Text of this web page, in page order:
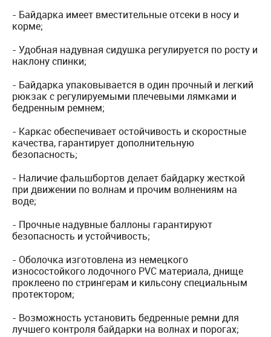
- Байдарка имеет вместительные отсеки в носу и
корме;
- Удобная надувная сидушка регулируется по росту и
наклону спинки;
- Байдарка упаковывается в один прочный и легкий
рюкзак с регулируемыми плечевыми лямками и
бедренным ремнем;
- Каркас обеспечивает остойчивость и скоростные
качества, гарантирует дополнительную
безопасность;
- Наличие фальшбортов делает байдарку жесткой
при движении по волнам и прочим волнениям на
воде;
- Прочные надувные баллоны гарантируют
безопасность и устойчивость;
- Оболочка изготовлена из немецкого
износостойкого лодочного PVC материала, днище
проклеено по стрингерам и кильсону специальным
протектором;
- Возможность установить бедренные ремни для
лучшего контроля байдарки на волнах и порогах;